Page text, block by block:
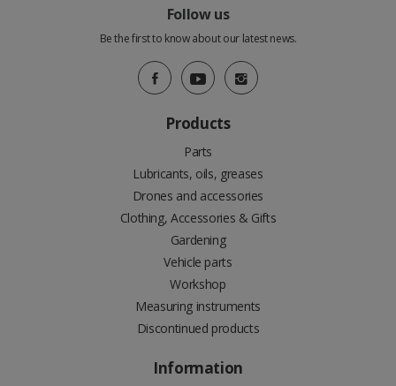
Follow us
Be the first to know about our latest news.
Products
Parts
Lubricants, oils, greases
Drones and accessories
Clothing, Accessories & Gifts
Gardening
Vehicle parts
Workshop
Measuring instruments
Discontinued products
Information